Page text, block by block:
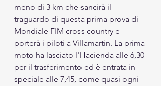
meno di 3 km che sancirà il
traguardo di questa prima prova di
Mondiale FIM cross country e
porterà i piloti a Villamartin. La prima
moto ha lasciato l'Hacienda alle 6,30
per il trasferimento ed è entrata in
speciale alle 7,45, come quasi ogni